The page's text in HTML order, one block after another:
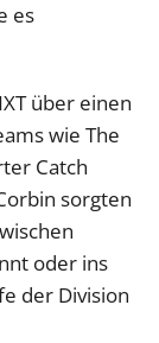
es
über einen
wie The
Catch
sorgten
oder ins
der Division